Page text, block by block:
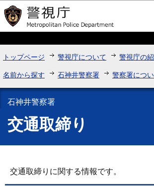
このページの本文へ移動
トップページ 警視庁について 警視庁の
名前から探す 石神井警察署 警察署につ
石神井警察署
交通取締り
交通取締りに関する情報です。